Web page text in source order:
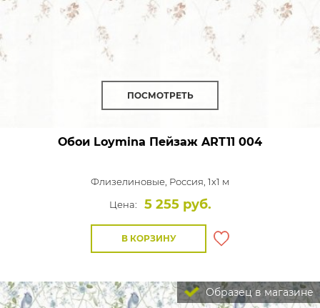
ПОСМОТРЕТЬ
Обои Loymina Пейзаж ART11 004
Флизелиновые, Россия, 1x1 м
Цена:
5 255 руб.
В КОРЗИНУ
Образец в магазине